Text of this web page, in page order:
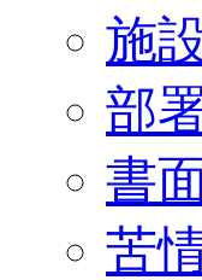
施
部
書
苦